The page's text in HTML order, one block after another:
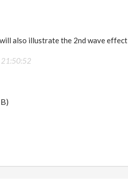
also illustrate the 2nd wave effect